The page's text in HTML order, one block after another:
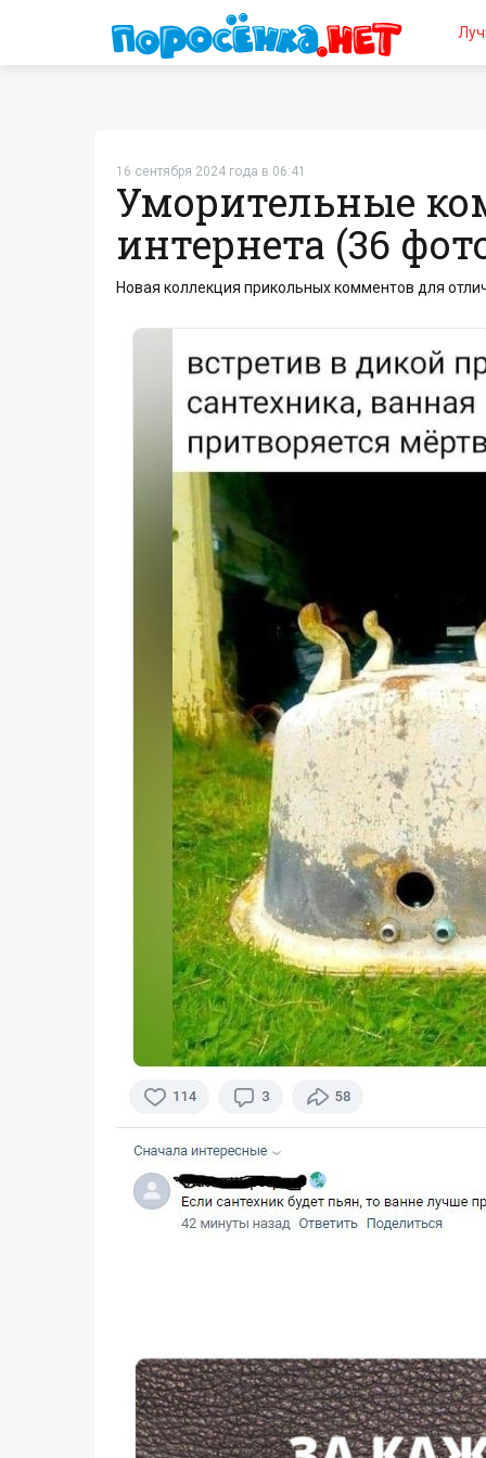
16 сентября 2024 года в 06:41
Уморительные
интернета (36
Новая коллекция прикольных комментов для